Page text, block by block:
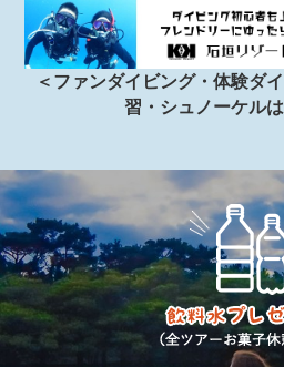
＜ファンダイビング・体験ダ
習・シュノーケル